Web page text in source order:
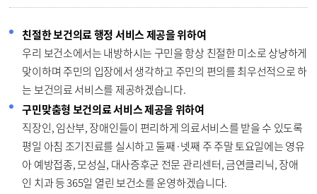
친절한 보건의료 행정 서비스 제공을 위하여
우리 보건소에서는 내방하시는 구민을 항상 친절한 미소로 상냥하게
맞이하며 주민의 입장에서 생각하고 주민의 편의를 최우선적으로 하
는 보건의료 서비스를 제공하겠습니다.
구민맞춤형 보건의료 서비스 제공을 위하여
직장인, 임산부, 장애인들이 편리하게 의료서비스를 받을 수 있도록
평일 아침 조기진료를 실시하고 둘째·넷째 주 주말 토요일에는 영유
아 예방접종, 모성실, 대사증후군 전문 관리센터, 금연클리닉, 장애
인 치과 등 365일 열린 보건소를 운영하겠습니다.